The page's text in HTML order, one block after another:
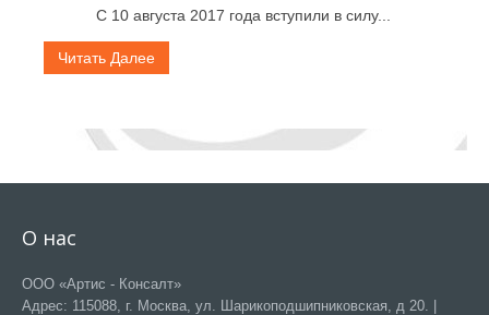
С 10 августа 2017 года вступили в силу...
Читать Далее
О нас
ООО «Артис - Консалт»
Адрес: 115088, г. Москва, ул. Шарикоподшипниковская, д 20. |